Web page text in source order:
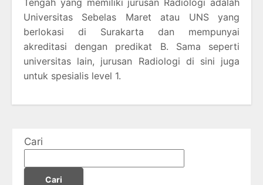
Universitas Sebelas Maret atau UNS yang
berlokasi di Surakarta dan mempunyai
akreditasi dengan predikat B. Sama seperti
universitas lain, jurusan Radiologi di sini juga
untuk spesialis level 1.
Cari
Cari